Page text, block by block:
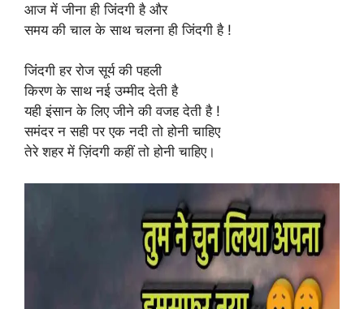
आज में जीना ही जिंदगी है और
समय की चाल के साथ चलना ही जिंदगी है !
जिंदगी हर रोज सूर्य की पहली
किरण के साथ नई उम्मीद देती है
यही इंसान के लिए जीने की वजह देती है !
समंदर न सही पर एक नदी तो होनी चाहिए
तेरे शहर में ज़िंदगी कहीं तो होनी चाहिए।